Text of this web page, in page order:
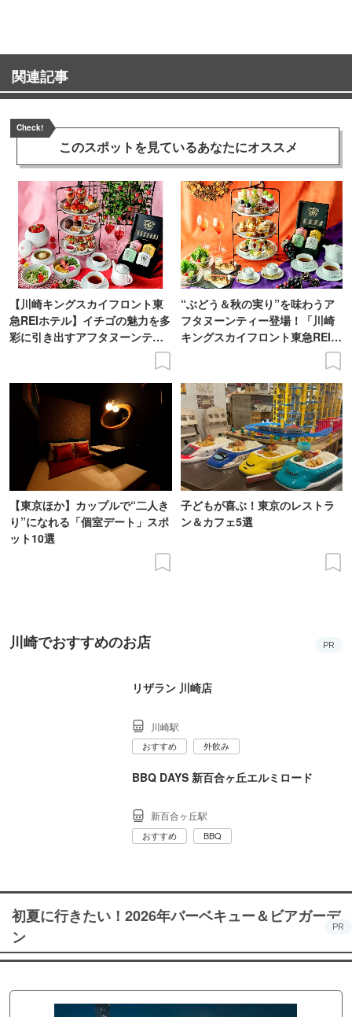
関連記事
Check!
このスポットを見ているあなたにオススメ
【川崎キングスカイフロント東
急REIホテル】イチゴの魅力を多
彩に引き出すアフタヌーンティ
“ぶどう＆秋の実り”を味わうア
フタヌーンティー登場！「川崎
キングスカイフロント東急REIホ
【東京ほか】カップルで“二人き
り”になれる「個室デート」スポ
ット10選
子どもが喜ぶ！東京のレストラ
ン＆カフェ5選
川崎でおすすめのお店 PR
リザラン 川崎店
川崎駅
おすすめ 外飲み
BBQ DAYS 新百合ヶ丘エルミロード
新百合ヶ丘駅
おすすめ BBQ
初夏に行きたい！2026年バーベキュー＆ビアガーデ
ン
PR